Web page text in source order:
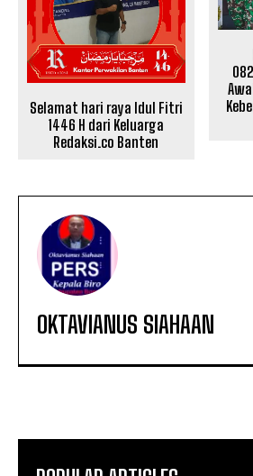
Selamat hari raya Idul Fitri
1446 H dari Keluarga
Redaksi.co Banten
OKTAVIANUS SIAHAAN